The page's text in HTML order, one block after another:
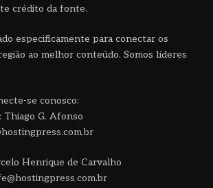
crédito da fonte.
especificamente para conectar os
ao melhor conteúdo. Somos líderes
se conosco:
G. Afonso
Henrique de Carvalho